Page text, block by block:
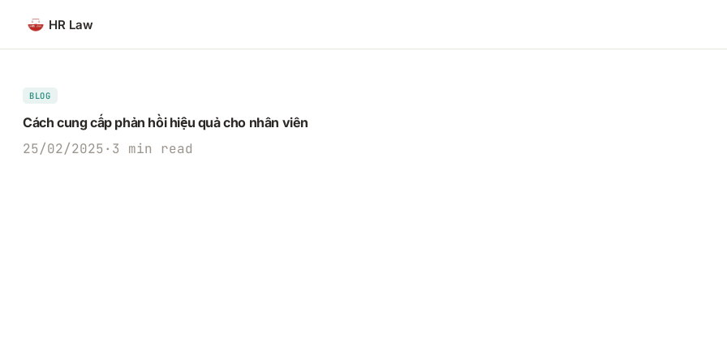
phần
dung
HR Law
BLOG
Cách cung cấp phản hồi hiệu quả cho nhân viên
25/02/2025· 3 min read